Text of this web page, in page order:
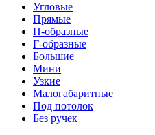
Угловые
Прямые
П-образные
Г-образные
Большие
Мини
Узкие
Малогабаритные
Под потолок
Без ручек